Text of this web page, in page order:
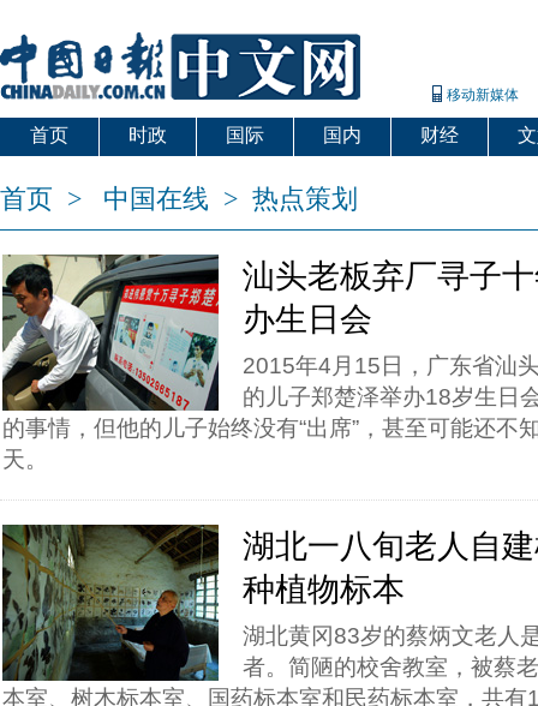
移动新媒体
首页 时政 国际 国内 财经
首页 > 中国在线 > 热点策划
汕头老板弃厂寻子
办生日会
2015年4月15日，广东省汕
的儿子郑楚泽举办18岁生日
的事情，但他的儿子始终没有“出席”，甚至可能还不
天。
湖北一八旬老人自
种植物标本
湖北黄冈83岁的蔡炳文老人
者。简陋的校舍教室，被蔡
本室、树木标本室、国药标本室和民药标本室，共有